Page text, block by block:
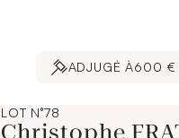
ADJUGÉ À600 €
LOT N°78
Christophe